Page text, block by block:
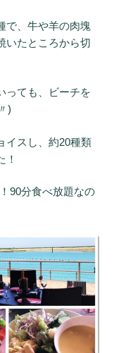
で、牛や羊の肉塊
いたところから切
っても、ビーチを
)
イスし、約20種類
！
90分食べ放題なの